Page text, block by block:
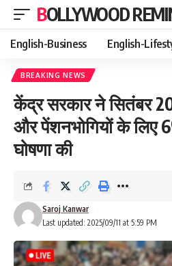
BOLLYWOOD
English-Business English-
BREAKING NEWS
केंद्र सरकार ने सितंबर
और पेंशनभोगियों के लिए
घोषणा की
Last updated: 2025/09/11 at 5:59 PM
Saroj Kanwar